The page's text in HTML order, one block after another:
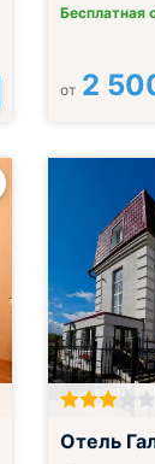
Бесплатная
от 2
Отель